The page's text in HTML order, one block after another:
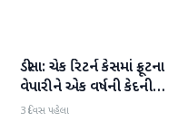
બનાસકાંઠા
ડીસા: ચેક રિટર્ન કેસમાં ફ્રૂટના
વેપારીને એક વર્ષની કેદની
સજા
3 દિવસ પહેલા